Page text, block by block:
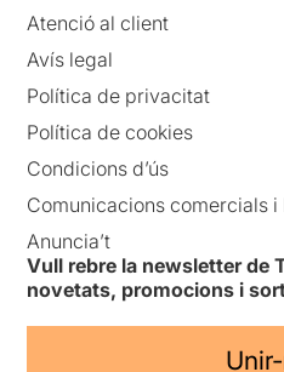
Atenció al client
Avís legal
Política de privacitat
Política de cookies
Condicions d’ús
Comunicacions comercials
Anuncia’t
Vull rebre la newsletter de
novetats, promocions i